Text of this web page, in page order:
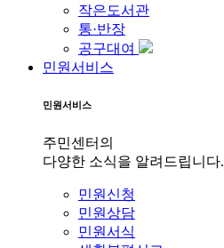
작은도서관
통·반장
공구대여
민원서비스
민원서비스
주민센터의
다양한 소식을 알려드립니다.
민원신청
민원상담
민원서식